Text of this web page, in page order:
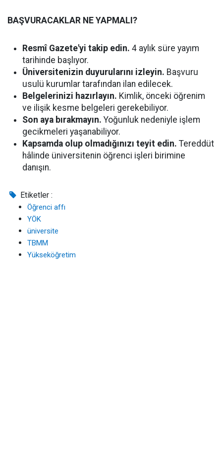
BAŞVURACAKLAR NE YAPMALI?
Resmî Gazete'yi takip edin. 4 aylık süre yayım
tarihinde başlıyor.
Üniversitenizin duyurularını izleyin. Başvuru
usulü kurumlar tarafından ilan edilecek.
Belgelerinizi hazırlayın. Kimlik, önceki öğrenim
ve ilişik kesme belgeleri gerekebiliyor.
Son aya bırakmayın. Yoğunluk nedeniyle işlem
gecikmeleri yaşanabiliyor.
Kapsamda olup olmadığınızı teyit edin. Tereddüt
hâlinde üniversitenin öğrenci işleri birimine
danışın.
Etiketler :
Öğrenci affı
YÖK
üniversite
TBMM
Yükseköğretim